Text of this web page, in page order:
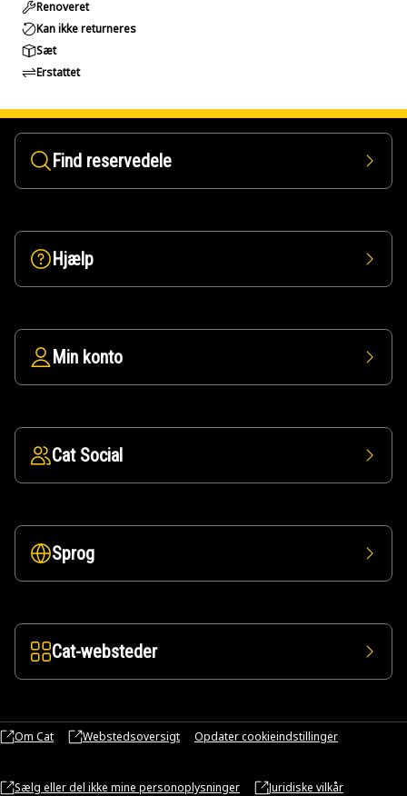
Renoveret
Kan ikke returneres
Sæt
Erstattet
Find reservedele
Hjælp
Min konto
Cat Social
Sprog
Cat-websteder
Om Cat Webstedsoversigt Opdater cookieindstillinger
Sælg eller del ikke mine personoplysninger Juridiske vilkår